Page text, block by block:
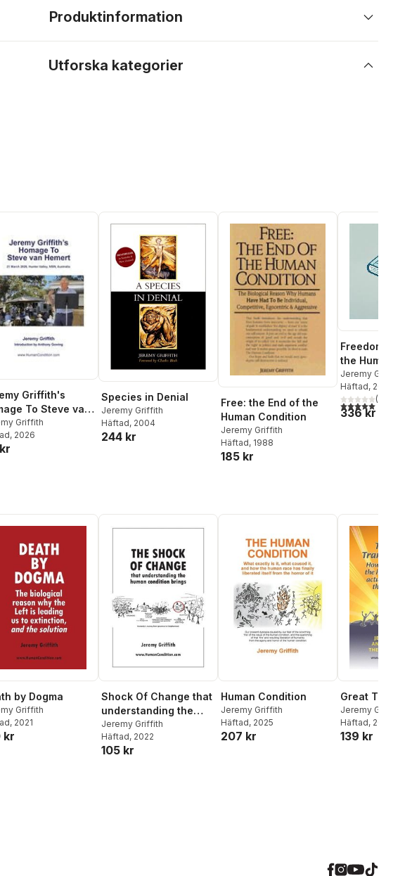
Produktinformation
Utforska kategorier
Griffith's
To Steve van
Griffith
, 2026
Species in Denial
Jeremy Griffith
Häftad, 2004
244 kr
Free: the End of the
Human Condition
Jeremy Griffith
Häftad, 1988
185 kr
Freedom: The
the Human
Jeremy Griffith
Häftad, 2016
5,0utav 5(
336 kr
by Dogma
Griffith
, 2021
kr
Shock Of Change that
understanding the
human condition
brings
Jeremy Griffith
Häftad, 2022
105 kr
Human Condition
Jeremy Griffith
Häftad, 2025
207 kr
Great
Jeremy Griffith
Gowing ,Akritidis
Häftad, 2023
139 kr